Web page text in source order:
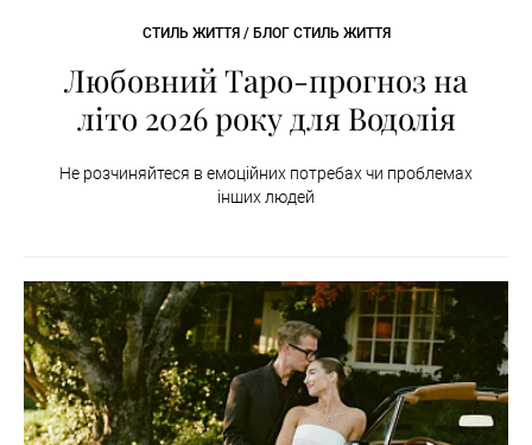
СТИЛЬ ЖИТТЯ / БЛОГ СТИЛЬ ЖИТТЯ
Любовний Таро-прогноз на
літо 2026 року для Водолія
Не розчиняйтеся в емоційних потребах чи проблемах
інших людей